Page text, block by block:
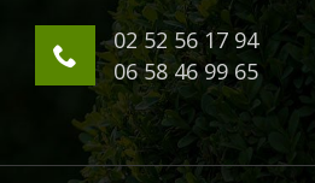
02 52 56 17 94
06 58 46 99 65